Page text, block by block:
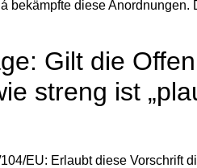
bekämpfte diese
Gilt die
streng ist
EU: Erlaubt diese Vorschrift